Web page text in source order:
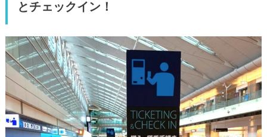
とチェックイン！